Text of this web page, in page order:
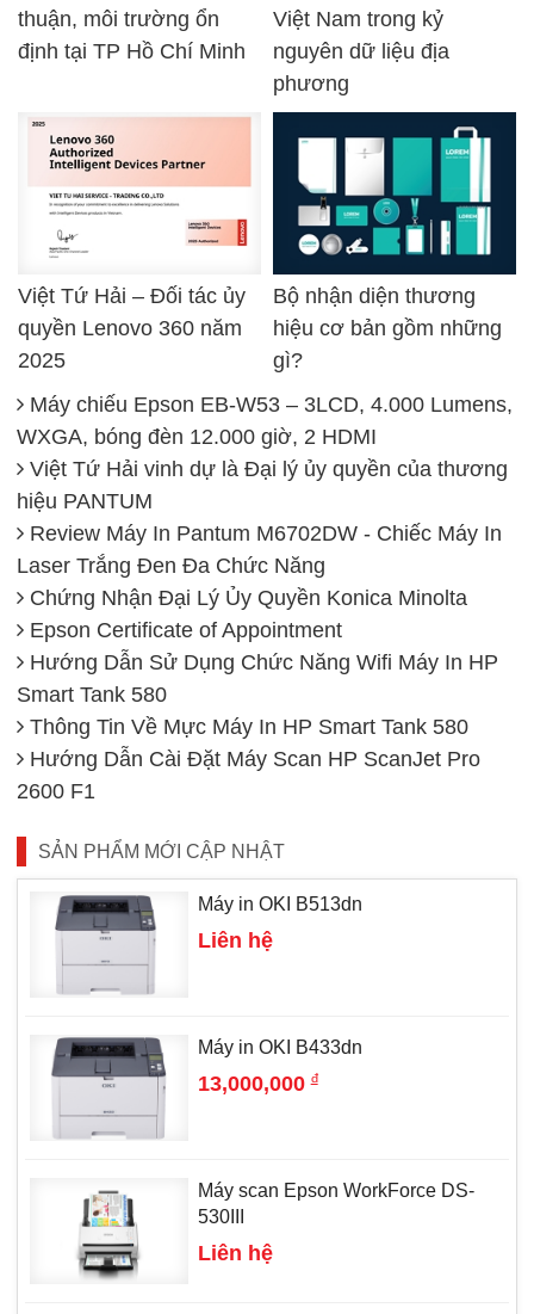
thuận, môi trường ổn
định tại TP Hồ Chí Minh
Việt Nam trong kỷ
nguyên dữ liệu địa
phương
Việt Tứ Hải – Đối tác ủy
quyền Lenovo 360 năm
2025
Bộ nhận diện thương
hiệu cơ bản gồm những
gì?
Máy chiếu Epson EB-W53 – 3LCD, 4.000 Lumens,
WXGA, bóng đèn 12.000 giờ, 2 HDMI
Việt Tứ Hải vinh dự là Đại lý ủy quyền của thương
hiệu PANTUM
Review Máy In Pantum M6702DW - Chiếc Máy In
Laser Trắng Đen Đa Chức Năng
Chứng Nhận Đại Lý Ủy Quyền Konica Minolta
Epson Certificate of Appointment
Hướng Dẫn Sử Dụng Chức Năng Wifi Máy In HP
Smart Tank 580
Thông Tin Về Mực Máy In HP Smart Tank 580
Hướng Dẫn Cài Đặt Máy Scan HP ScanJet Pro
2600 F1
SẢN PHẨM MỚI CẬP NHẬT
Máy in OKI B513dn
Liên hệ
Máy in OKI B433dn
13,000,000đ
Máy scan Epson WorkForce DS-
530III
Liên hệ